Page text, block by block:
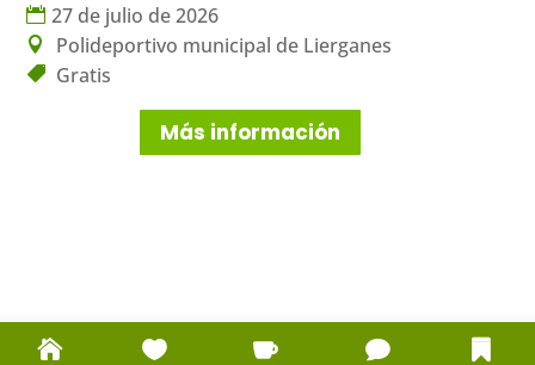
27 de julio de 2026
Polideportivo municipal de Lierganes
Gratis
Más información